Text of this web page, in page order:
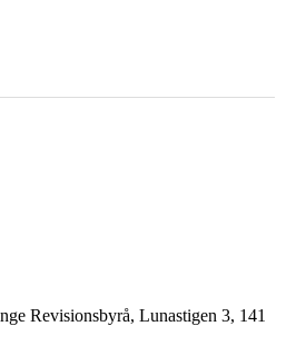
Revisionsbyrå, Lunastigen 3, 141